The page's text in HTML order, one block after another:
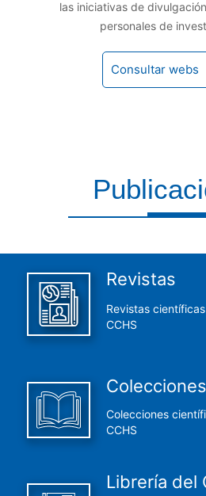
las iniciativas de
personales de
Consultar webs
Revistas
Revistas
CCHS
Colecciones
Colecciones
CCHS
Librería del